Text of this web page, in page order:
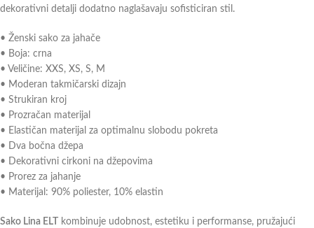
dekorativni detalji dodatno naglašavaju sofisticiran stil.
• Ženski sako za jahače
• Boja: crna
• Veličine: XXS, XS, S, M
• Moderan takmičarski dizajn
• Strukiran kroj
• Prozračan materijal
• Elastičan materijal za optimalnu slobodu pokreta
• Dva bočna džepa
• Dekorativni cirkoni na džepovima
• Prorez za jahanje
• Materijal: 90% poliester, 10% elastin
Sako Lina ELT
kombinuje udobnost, estetiku i performanse, pružajući